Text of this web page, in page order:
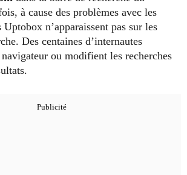
à cause des problèmes avec les
n’apparaissent pas sur les
Des centaines d’internautes
ou modifient les recherches